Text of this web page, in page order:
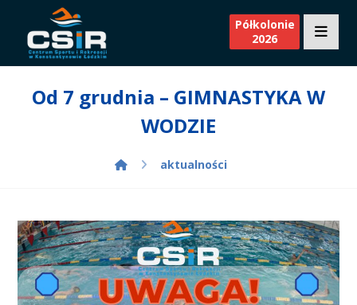
Półkolonie
2026
Od 7 grudnia – GIMNASTYKA W
WODZIE
aktualności